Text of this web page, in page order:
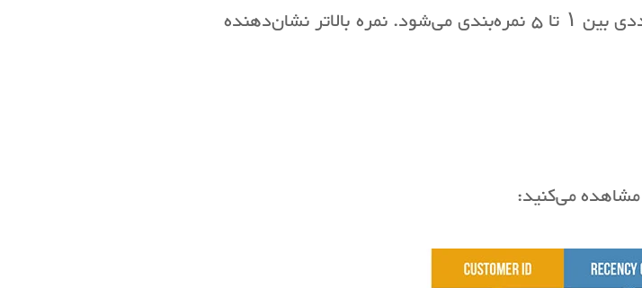
تحلیل RFM دارای سه شاخص برای هر مشتری است که هر شاخص با عددی بین ۱ تا ۵ نمره‌بندی می‌شود. نمره بالاتر نشان‌دهنده
مشاهده می‌کنید: